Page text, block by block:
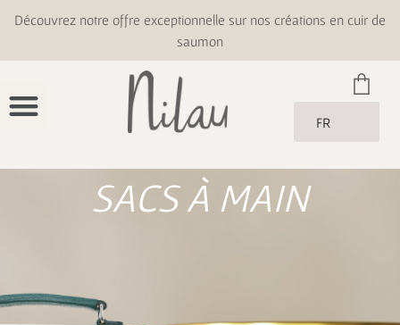
Découvrez notre offre exceptionnelle sur nos créations en cuir de
saumon
FR
SACS À MAIN